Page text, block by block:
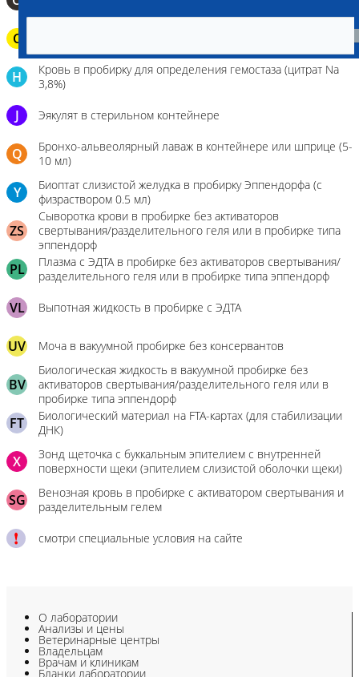
C
H
Кровь в пробирку для определения гемостаза (цитрат Na
3,8%)
J Эякулят в стерильном контейнере
Q
Бронхо-альвеолярный лаваж в контейнере или шприце (5-
10 мл)
Y
Биоптат слизистой желудка в пробирку Эппендорфа (с
физраствором 0.5 мл)
ZS
Сыворотка крови в пробирке без активаторов
свертывания/разделительного геля или в пробирке типа
эппендорф
PL
Плазма с ЭДТА в пробирке без активаторов свертывания/
разделительного геля или в пробирке типа эппендорф
VL Выпотная жидкость в пробирке с ЭДТА
UV Моча в вакуумной пробирке без консервантов
BV
Биологическая жидкость в вакуумной пробирке без
активаторов свертывания/разделительного геля или в
пробирке типа эппендорф
FT
Биологический материал на FTA-картах (для стабилизации
ДНК)
X
Зонд щеточка с буккальным эпителием с внутренней
поверхности щеки (эпителием слизистой оболочки щеки)
SG
Венозная кровь в пробирке с активатором свертывания и
разделительным гелем
смотри специальные условия на сайте
О лаборатории
Анализы и цены
Ветеринарные центры
Владельцам
Врачам и клиникам
Бланки лаборатории